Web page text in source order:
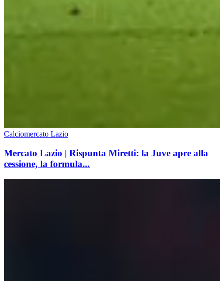
Calciomercato Lazio
Mercato Lazio | Rispunta Miretti: la Juve apre alla
cessione, la formula...